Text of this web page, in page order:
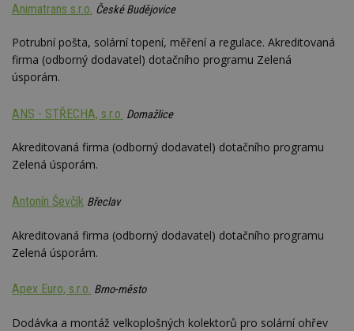
Animatrans s.r.o. České Budějovice
Potrubní pošta, solární topení, měření a regulace. Akreditovaná
firma (odborný dodavatel) dotačního programu Zelená
úsporám.
ANS - STŘECHA, s.r.o. Domažlice
Akreditovaná firma (odborný dodavatel) dotačního programu
Zelená úsporám.
Antonín Ševčík Břeclav
Akreditovaná firma (odborný dodavatel) dotačního programu
Zelená úsporám.
Apex Euro, s.r.o. Brno-město
Dodávka a montáž velkoplošných kolektorů pro solární ohřev